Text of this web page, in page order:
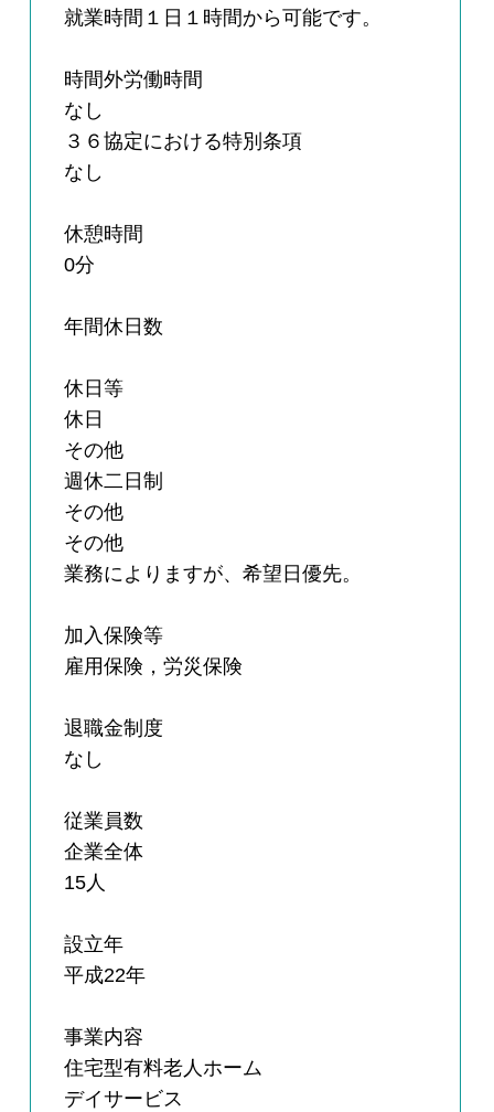
就業時間１日１時間から可能です。
時間外労働時間
なし
３６協定における特別条項
なし
休憩時間
0分
年間休日数
休日等
休日
その他
週休二日制
その他
その他
業務によりますが、希望日優先。
加入保険等
雇用保険，労災保険
退職金制度
なし
従業員数
企業全体
15人
設立年
平成22年
事業内容
住宅型有料老人ホーム
デイサービス